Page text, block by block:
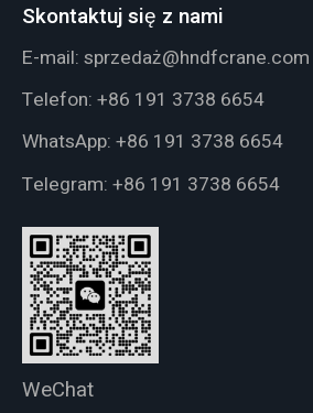
Skontaktuj się z nami
E-mail: sprzedaż@hndfcrane.com
Telefon: +86 191 3738 6654
WhatsApp: +86 191 3738 6654
Telegram: +86 191 3738 6654
WeChat